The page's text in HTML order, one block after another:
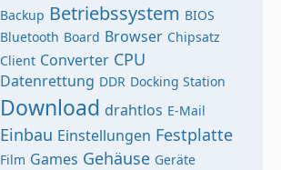
Backup Betriebssystem BIOS
Bluetooth Board Browser Chipsatz
Client Converter CPU
Datenrettung DDR Docking Station
Download drahtlos E-Mail
Einbau Einstellungen Festplatte
Film Games Gehäuse Geräte